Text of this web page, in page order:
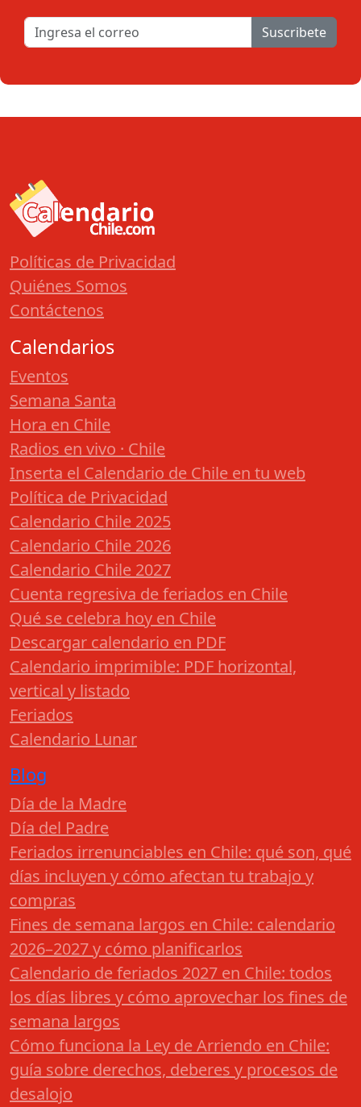
Suscribete
Políticas de Privacidad
Quiénes Somos
Contáctenos
Calendarios
Eventos
Semana Santa
Hora en Chile
Radios en vivo · Chile
Inserta el Calendario de Chile en tu web
Política de Privacidad
Calendario Chile 2025
Calendario Chile 2026
Calendario Chile 2027
Cuenta regresiva de feriados en Chile
Qué se celebra hoy en Chile
Descargar calendario en PDF
Calendario imprimible: PDF horizontal,
vertical y listado
Feriados
Calendario Lunar
Blog
Día de la Madre
Día del Padre
Feriados irrenunciables en Chile: qué son, qué
días incluyen y cómo afectan tu trabajo y
compras
Fines de semana largos en Chile: calendario
2026–2027 y cómo planificarlos
Calendario de feriados 2027 en Chile: todos
los días libres y cómo aprovechar los fines de
semana largos
Cómo funciona la Ley de Arriendo en Chile:
guía sobre derechos, deberes y procesos de
desalojo